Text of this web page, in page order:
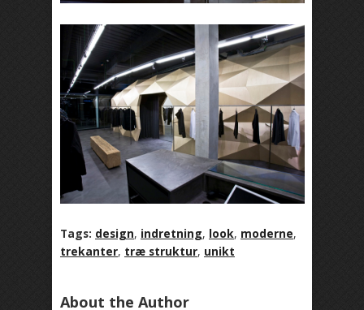
Tags: design, indretning, look, moderne,
trekanter, træ struktur, unikt
About the Author